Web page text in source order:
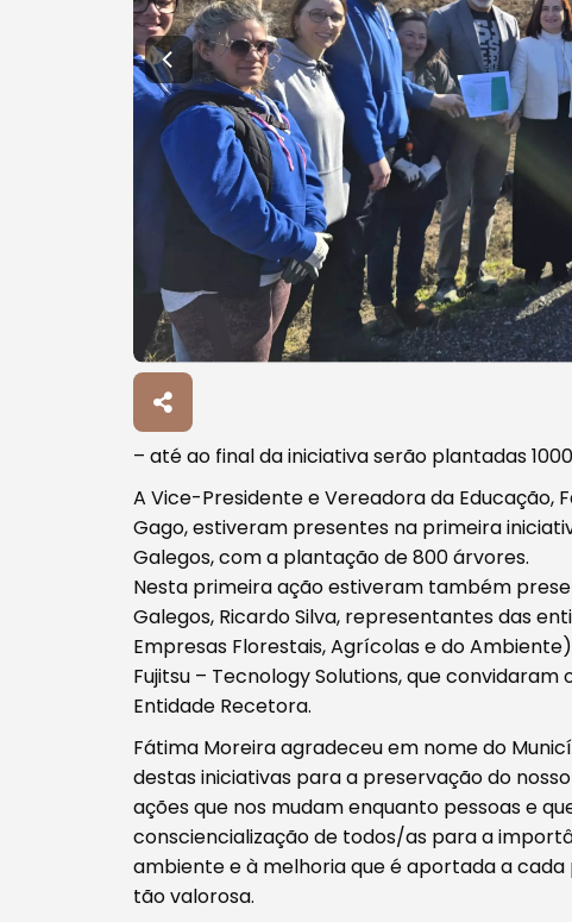
– até ao final da iniciativa serão plantadas
A Vice-Presidente e Vereadora da Educação,
Gago, estiveram presentes na primeira
Galegos, com a plantação de 800 árvores.
Nesta primeira ação estiveram também
Galegos, Ricardo Silva, representantes das
Empresas Florestais, Agrícolas e do
Fujitsu – Tecnology Solutions, que
Entidade Recetora.
Fátima Moreira agradeceu em nome do
destas iniciativas para a preservação do
ações que nos mudam enquanto pessoas e
consciencialização de todos/as para a
ambiente e à melhoria que é aportada a
tão valorosa.